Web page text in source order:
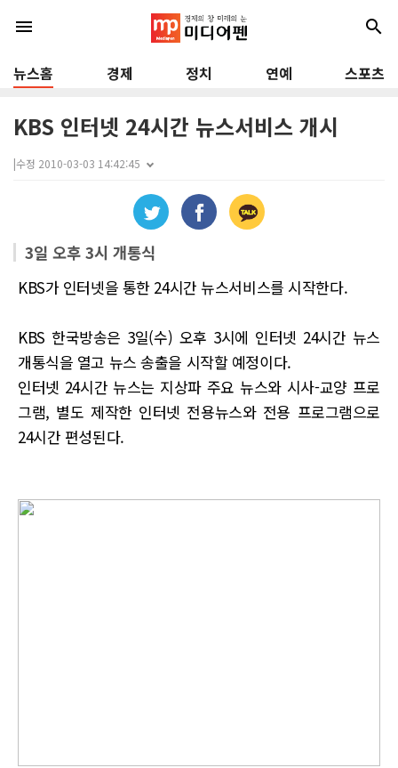
menu search
뉴스홈 경제 정치 연예 스포츠
KBS 인터넷 24시간 뉴스서비스 개시
|수정 2010-03-03 14:42:45
3일 오후 3시 개통식
KBS가 인터넷을 통한 24시간 뉴스서비스를 시작한다.
KBS 한국방송은 3일(수) 오후 3시에 인터넷 24시간 뉴스
개통식을 열고 뉴스 송출을 시작할 예정이다.
인터넷 24시간 뉴스는 지상파 주요 뉴스와 시사-교양 프로
그램, 별도 제작한 인터넷 전용뉴스와 전용 프로그램으로
24시간 편성된다.